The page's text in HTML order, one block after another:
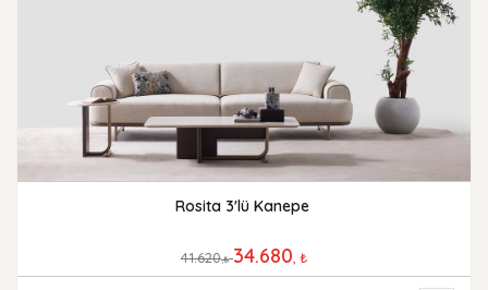
Rosita 3'lü Kanepe
41.620,₺ 34.680, ₺